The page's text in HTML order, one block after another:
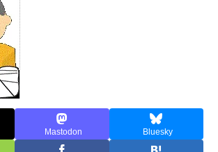
Mastodon Bluesky